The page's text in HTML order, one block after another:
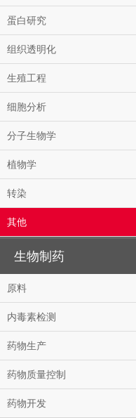
蛋白研究
组织透明化
生殖工程
细胞分析
分子生物学
植物学
转染
其他
生物制药
原料
内毒素检测
药物生产
药物质量控制
药物开发